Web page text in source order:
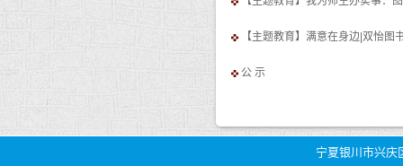
【主题教育】满意在身边|双怡图
公 示
宁夏银川市兴庆